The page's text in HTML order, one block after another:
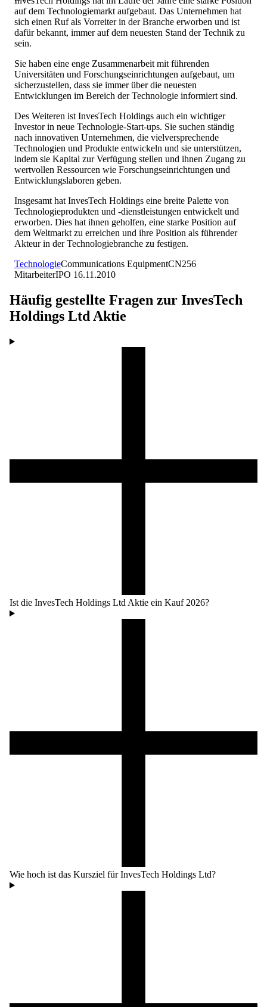
auf dem Technologiemarkt aufgebaut. Das Unternehmen hat
sich einen Ruf als Vorreiter in der Branche erworben und ist
dafür bekannt, immer auf dem neuesten Stand der Technik zu
sein.
Sie haben eine enge Zusammenarbeit mit führenden
Universitäten und Forschungseinrichtungen aufgebaut, um
sicherzustellen, dass sie immer über die neuesten
Entwicklungen im Bereich der Technologie informiert sind.
Des Weiteren ist InvesTech Holdings auch ein wichtiger
Investor in neue Technologie-Start-ups. Sie suchen ständig
nach innovativen Unternehmen, die vielversprechende
Technologien und Produkte entwickeln und sie unterstützen,
indem sie Kapital zur Verfügung stellen und ihnen Zugang zu
wertvollen Ressourcen wie Forschungseinrichtungen und
Entwicklungslaboren geben.
Insgesamt hat InvesTech Holdings eine breite Palette von
Technologieprodukten und -dienstleistungen entwickelt und
erworben. Dies hat ihnen geholfen, eine starke Position auf
dem Weltmarkt zu erreichen und ihre Position als führender
Akteur in der Technologiebranche zu festigen.
TechnologieCommunications EquipmentCN256
MitarbeiterIPO 16.11.2010
Häufig gestellte Fragen zur InvesTech
Holdings LtdAktie
Ist die InvesTech Holdings Ltd Aktie ein Kauf 2026?
Wie hoch ist das Kursziel für InvesTech Holdings Ltd?